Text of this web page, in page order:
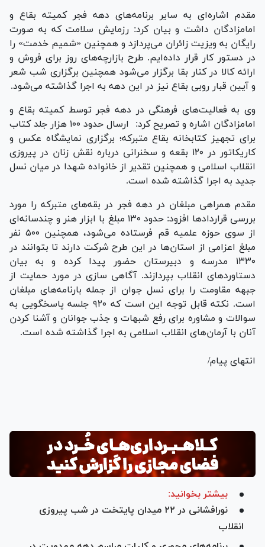
مقدم اشاره‌ای به سایر برنامه‌های دهه فجر کمیته بقاع و
امامزادگان داشت و بیان کرد: رزمایش سلامت که به صورت
رایگان به ویزیت زائران می‌پردازد و همچنین «شمیم خدمت» را
در دستور کار قرار داده‌ایم. طرح بازارچه‌های روز برای فروش و
ارائه کالا در کنار بقا برگزار می‌شود همچنین برگزاری شب شعر
و آیین قبار روبی بقاع نیز در این دهه به اجرا گذاشته می‌شود.
وی به فعالیت‌های فرهنگی در دهه فجر توسط کمیته بقاع و
امامزادگان اشاره و تصریح کرد: ارسال حدود ۱۰۰ هزار جلد کتاب
برای تجهیز کتابخانه بقاع متبرکه؛ برگزاری نمایشگاه عکس و
کاریکاتور در ۱۲۰ بقعه و سخنرانی درباره نقش زنان در پیروزی
انقلاب اسلامی و همچنین تقدیر از خانواده شهدا در میان نسل
جدید به اجرا گذاشته شده است.
مقدم همراهی مبلغان در دهه فجر در بقه‌های متبرکه را مورد
بررسی قرارداد‌ها افزود: حدود ۱۳۰ مبلغ با ابزار هنر و چندسانه‌ای
از سوی حوزه علمیه قم فرستاده می‌شود، همچنین ۵۰۰ نفر
مبلغ اعزامی از استان‌ها در این طرح شرکت دارند تا بتوانند در
۱۳۳۰ مدرسه و دبیرستان حضور پیدا کرده و به بیان
دستاورد‌های انقلاب بپردازند. آگاهی سازی در مورد حمایت از
جبهه مقاومت را برای نسل جوان از جمله بارنامه‌های مبلغان
است. نکته قابل توجه این است که ۹۲۰ جلسه پاسخگویی به
سوالات و مشاوره برای رفع شبهات و جذب جوانان و آشنا کردن
آنان با آرمان‌های انقلاب اسلامی به اجرا گذاشته شده است.
انتهای پیام/
بیشتر بخوانید:
نورافشانی در ۲۲ میدان پایتخت در شب پیروزی
انقلاب